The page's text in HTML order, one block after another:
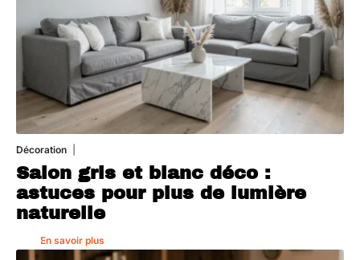
Décoration
Salon gris et blanc déco :
astuces pour plus de lumière
naturelle
En savoir plus